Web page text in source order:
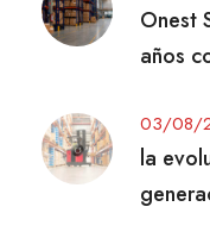
Onest
años
03/08/
la